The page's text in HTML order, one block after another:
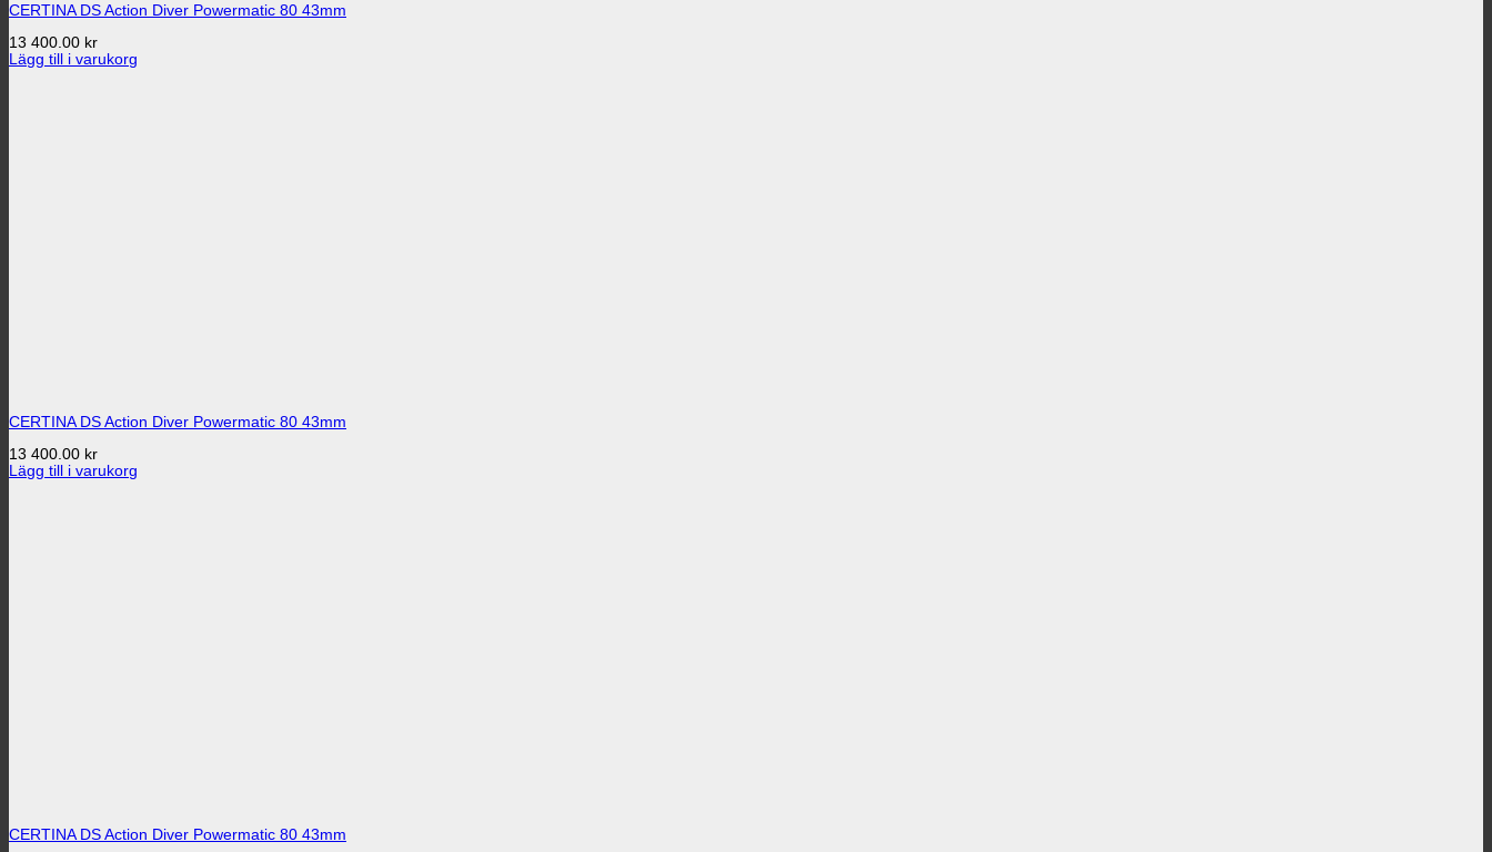
CERTINA DS Action Diver Powermatic 80 43mm
13 400.00 kr
Lägg till i varukorg
CERTINA DS Action Diver Powermatic 80 43mm
13 400.00 kr
Lägg till i varukorg
CERTINA DS Action Diver Powermatic 80 43mm